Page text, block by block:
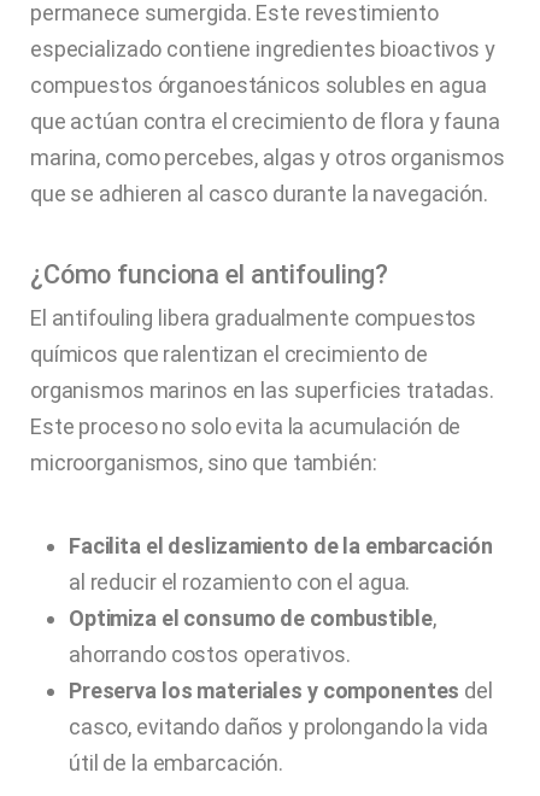
permanece sumergida. Este revestimiento
especializado contiene ingredientes bioactivos y
compuestos órganoestánicos solubles en agua
que actúan contra el crecimiento de flora y fauna
marina, como percebes, algas y otros organismos
que se adhieren al casco durante la navegación.
¿Cómo funciona el antifouling?
El antifouling libera gradualmente compuestos
químicos que ralentizan el crecimiento de
organismos marinos en las superficies tratadas.
Este proceso no solo evita la acumulación de
microorganismos, sino que también:
Facilita el deslizamiento de la embarcación
al reducir el rozamiento con el agua.
Optimiza el consumo de combustible,
ahorrando costos operativos.
Preserva los materiales y componentes del
casco, evitando daños y prolongando la vida
útil de la embarcación.